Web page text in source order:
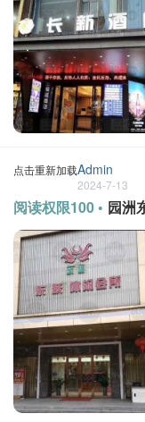
点击重新加载Admin
2024-7-13
阅读权限100 • 园洲